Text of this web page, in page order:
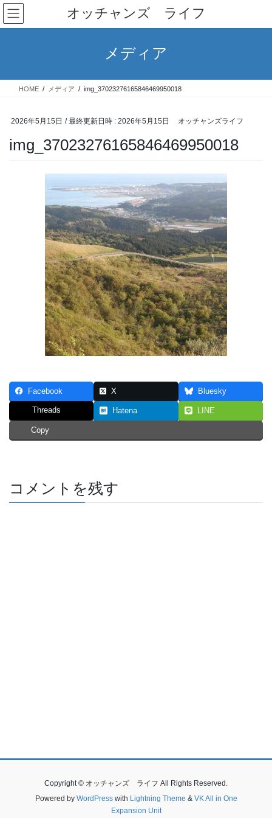
コ
ン
テ
ス
ナ
ビ
ゲ
ン
オッチャンズ ライフ
メディア
HOME メディア img_37023276165846469950018
2026年5月15日 / 最終更新日時 : 2026年5月15日 オッチャンズライフ
img_37023276165846469950018
Facebook X Bluesky
Threads Hatena LINE
Copy
コメントを残す
Copyright © オッチャンズ ライフ All Rights Reserved.
Powered by WordPresswith Lightning Theme & VK All in One
Expansion Unit